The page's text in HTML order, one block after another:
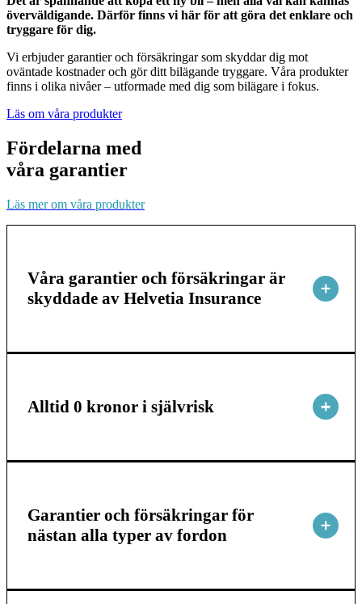
överväldigande. Därför finns vi här för att göra det enklare och
tryggare för dig.
Vi erbjuder garantier och försäkringar som skyddar dig mot
oväntade kostnader och gör ditt bilägande tryggare. Våra produkter
finns i olika nivåer – utformade med dig som bilägare i fokus.
Läs om våra produkter
Fördelarna med
våra garantier
Läs mer om våra produkter
Våra garantier och försäkringar är
skyddade av Helvetia Insurance
Alltid 0 kronor i självrisk
Garantier och försäkringar för
nästan alla typer av fordon